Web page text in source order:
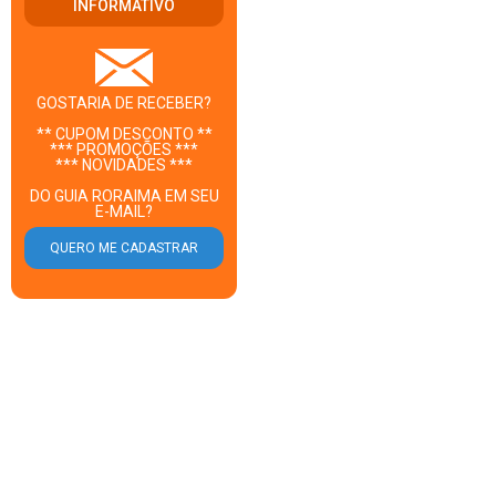
INFORMATIVO
GOSTARIA DE RECEBER?
** CUPOM DESCONTO **
*** PROMOÇÕES ***
*** NOVIDADES ***
DO GUIA RORAIMA EM SEU
E-MAIL?